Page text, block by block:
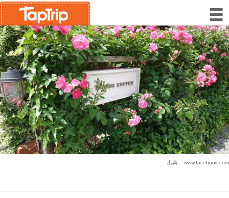
出典： www.facebook.com